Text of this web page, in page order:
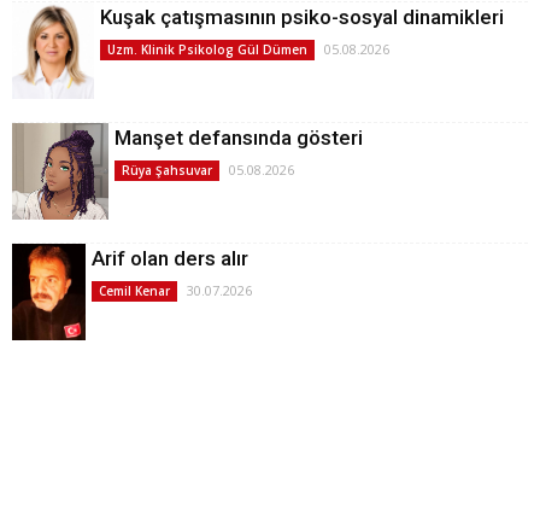
Kuşak çatışmasının psiko-sosyal dinamikleri
Uzm. Klinik Psikolog Gül Dümen 05.08.2026
Manşet defansında gösteri
Rüya Şahsuvar 05.08.2026
Arif olan ders alır
Cemil Kenar 30.07.2026